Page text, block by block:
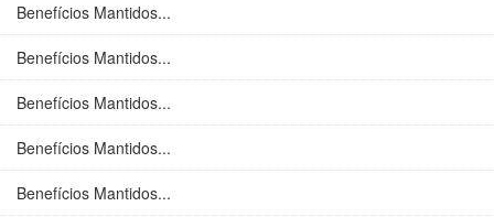
Benefícios Mantidos...
Benefícios Mantidos...
Benefícios Mantidos...
Benefícios Mantidos...
Benefícios Mantidos...